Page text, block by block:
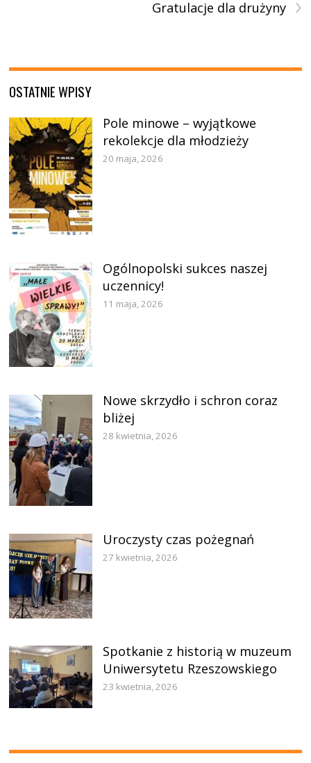
Gratulacje dla drużyny
OSTATNIE WPISY
Pole minowe – wyjątkowe
rekolekcje dla młodzieży
20 maja, 2026
Ogólnopolski sukces naszej
uczennicy!
11 maja, 2026
Nowe skrzydło i schron coraz
bliżej
28 kwietnia, 2026
Uroczysty czas pożegnań
27 kwietnia, 2026
Spotkanie z historią w muzeum
Uniwersytetu Rzeszowskiego
23 kwietnia, 2026